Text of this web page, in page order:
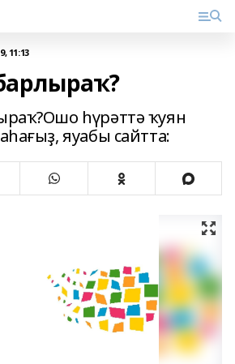
11:13
һүрәттә ҡуян
яуабы сайтта: